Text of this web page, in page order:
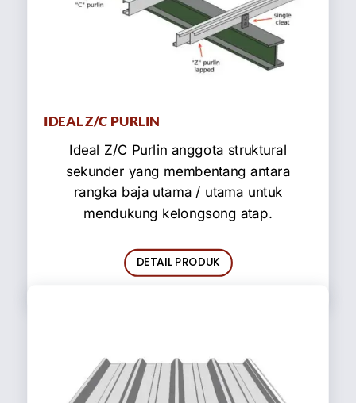
IDEAL Z/C PURLIN
Ideal Z/C Purlin anggota struktural
sekunder yang membentang antara
rangka baja utama / utama untuk
mendukung kelongsong atap.
DETAIL PRODUK